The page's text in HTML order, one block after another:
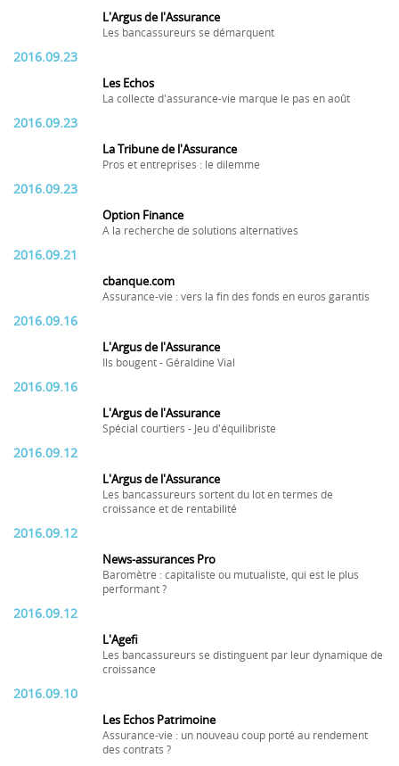
L'Argus de l'Assurance
Les bancassureurs se démarquent
2016.09.23
Les Echos
La collecte d'assurance-vie marque le pas en août
2016.09.23
La Tribune de l'Assurance
Pros et entreprises : le dilemme
2016.09.23
Option Finance
A la recherche de solutions alternatives
2016.09.21
cbanque.com
Assurance-vie : vers la fin des fonds en euros garantis
2016.09.16
L'Argus de l'Assurance
Ils bougent - Géraldine Vial
2016.09.16
L'Argus de l'Assurance
Spécial courtiers - Jeu d'équilibriste
2016.09.12
L'Argus de l'Assurance
Les bancassureurs sortent du lot en termes de
croissance et de rentabilité
2016.09.12
News-assurances Pro
Baromètre : capitaliste ou mutualiste, qui est le plus
performant ?
2016.09.12
L'Agefi
Les bancassureurs se distinguent par leur dynamique de
croissance
2016.09.10
Les Echos Patrimoine
Assurance-vie : un nouveau coup porté au rendement
des contrats ?